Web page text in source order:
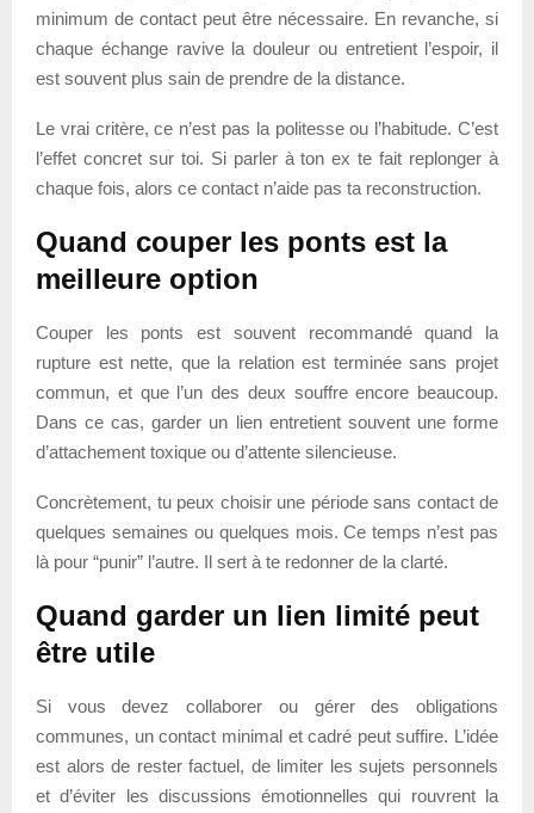
minimum de contact peut être nécessaire. En revanche, si
chaque échange ravive la douleur ou entretient l’espoir, il
est souvent plus sain de prendre de la distance.
Le vrai critère, ce n’est pas la politesse ou l’habitude. C’est
l’effet concret sur toi. Si parler à ton ex te fait replonger à
chaque fois, alors ce contact n’aide pas ta reconstruction.
Quand couper les ponts est la
meilleure option
Couper les ponts est souvent recommandé quand la
rupture est nette, que la relation est terminée sans projet
commun, et que l’un des deux souffre encore beaucoup.
Dans ce cas, garder un lien entretient souvent une forme
d’attachement toxique ou d’attente silencieuse.
Concrètement, tu peux choisir une période sans contact de
quelques semaines ou quelques mois. Ce temps n’est pas
là pour “punir” l’autre. Il sert à te redonner de la clarté.
Quand garder un lien limité peut
être utile
Si vous devez collaborer ou gérer des obligations
communes, un contact minimal et cadré peut suffire. L’idée
est alors de rester factuel, de limiter les sujets personnels
et d’éviter les discussions émotionnelles qui rouvrent la